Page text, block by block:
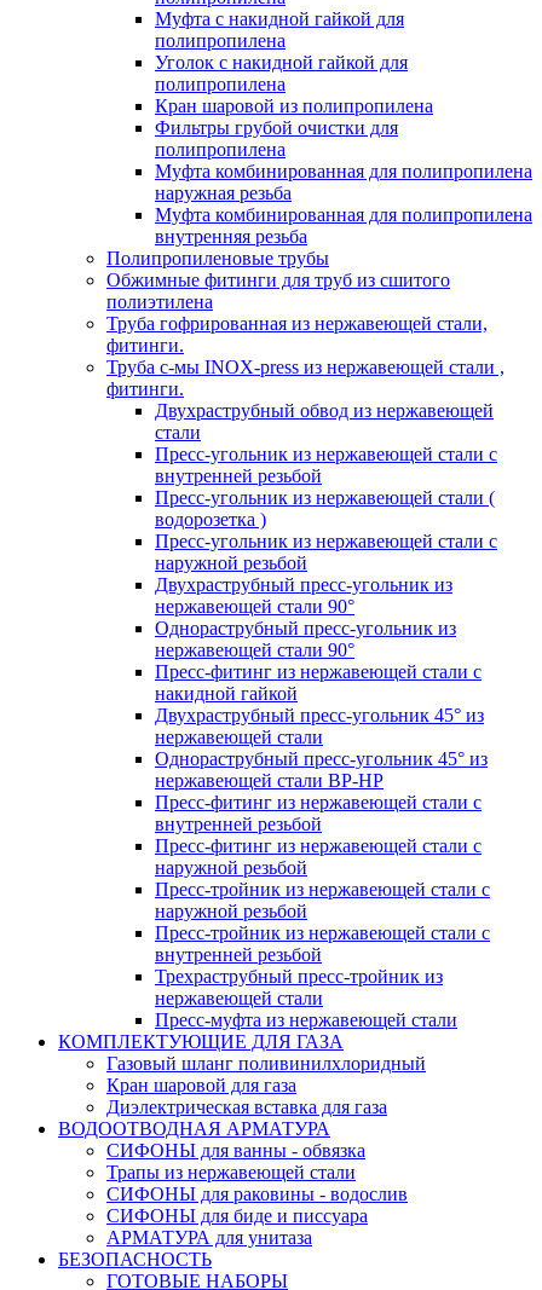
Муфта с накидной гайкой для
полипропилена
Уголок с накидной гайкой для
полипропилена
Кран шаровой из полипропилена
Фильтры грубой очистки для
полипропилена
Муфта комбинированная для полипропилена
наружная резьба
Муфта комбинированная для полипропилена
внутренняя резьба
Полипропиленовые трубы
Обжимные фитинги для труб из сшитого
полиэтилена
Труба гофрированная из нержавеющей стали,
фитинги.
Труба с-мы INOX-press из нержавеющей стали ,
фитинги.
Двухраструбный обвод из нержавеющей
стали
Пресс-угольник из нержавеющей стали с
внутренней резьбой
Пресс-угольник из нержавеющей стали (
водорозетка )
Пресс-угольник из нержавеющей стали с
наружной резьбой
Двухраструбный пресс-угольник из
нержавеющей стали 90°
Однораструбный пресс-угольник из
нержавеющей стали 90°
Пресс-фитинг из нержавеющей стали с
накидной гайкой
Двухраструбный пресс-угольник 45° из
нержавеющей стали
Однораструбный пресс-угольник 45° из
нержавеющей стали ВР-НР
Пресс-фитинг из нержавеющей стали с
внутренней резьбой
Пресс-фитинг из нержавеющей стали с
наружной резьбой
Пресс-тройник из нержавеющей стали с
наружной резьбой
Пресс-тройник из нержавеющей стали с
внутренней резьбой
Трехраструбный пресс-тройник из
нержавеющей стали
Пресс-муфта из нержавеющей стали
КОМПЛЕКТУЮЩИЕ ДЛЯ ГАЗА
Газовый шланг поливинилхлоридный
Кран шаровой для газа
Диэлектрическая вставка для газа
ВОДООТВОДНАЯ АРМАТУРА
СИФОНЫ для ванны - обвязка
Трапы из нержавеющей стали
СИФОНЫ для раковины - водослив
СИФОНЫ для биде и писсуара
АРМАТУРА для унитаза
БЕЗОПАСНОСТЬ
ГОТОВЫЕ НАБОРЫ